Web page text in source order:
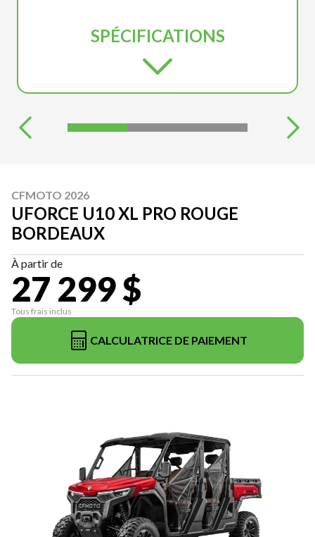
SPÉCIFICATIONS
CFMOTO 2026
UFORCE U10 XL PRO ROUGE
BORDEAUX
À partir de
27 299 $
Tous frais inclus
CALCULATRICE DE PAIEMENT